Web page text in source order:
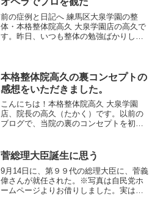
前の症例と日記へ 練馬区大泉学園の整
体・本格整体院高久 大泉学園店の高久で
す。昨日、いつも整体の勉強ばかりして
ペラシティで、京王線の...
本格整体院高久の裏コンセプトの
感想をいただきました。
こんにちは！本格整体院高久 大泉学園
店、院長の高久（たかく）です。以前の
ブログで、当院の裏のコンセプトを初公
（仮名 ３８歳・男性）からメールが届
きました。※許可をえて掲載...
菅総理大臣誕生に思う
9月14日に、第９９代の総理大臣に、菅義
偉さんが就任された。※写真は自民党ホ
ームページよりお借りしました。実は、